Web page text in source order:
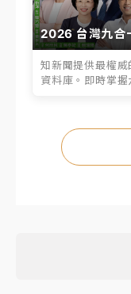
2026 台灣九合
知新聞提供最權
資料庫。即時掌